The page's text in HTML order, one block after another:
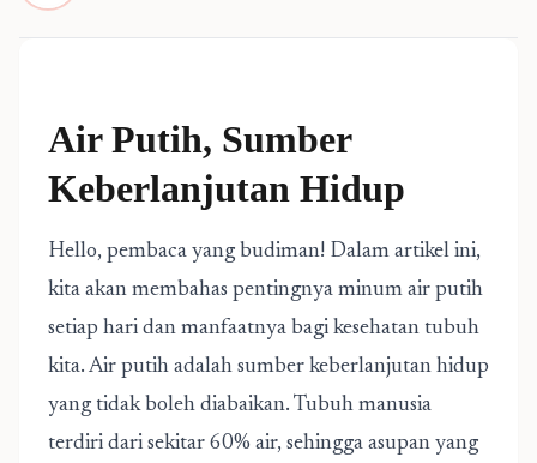
Air Putih, Sumber
Keberlanjutan Hidup
Hello, pembaca yang budiman! Dalam artikel ini,
kita akan membahas pentingnya minum air putih
setiap hari dan manfaatnya bagi kesehatan tubuh
kita. Air putih adalah sumber keberlanjutan hidup
yang tidak boleh diabaikan. Tubuh manusia
terdiri dari sekitar 60% air, sehingga asupan yang